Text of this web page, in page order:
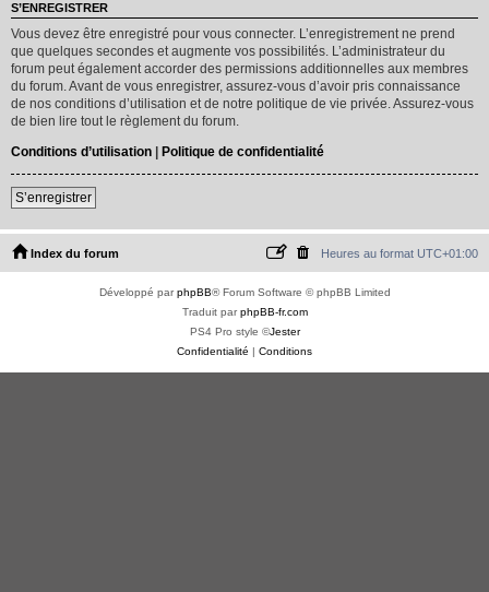
S’ENREGISTRER
Vous devez être enregistré pour vous connecter. L’enregistrement ne prend
que quelques secondes et augmente vos possibilités. L’administrateur du
forum peut également accorder des permissions additionnelles aux membres
du forum. Avant de vous enregistrer, assurez-vous d’avoir pris connaissance
de nos conditions d’utilisation et de notre politique de vie privée. Assurez-vous
de bien lire tout le règlement du forum.
Conditions d’utilisation | Politique de confidentialité
S’enregistrer
Index du forum Heures au format UTC+01:00
Développé parphpBB® Forum Software © phpBB Limited
Traduit parphpBB-fr.com
PS4 Pro style ©Jester
Confidentialité | Conditions